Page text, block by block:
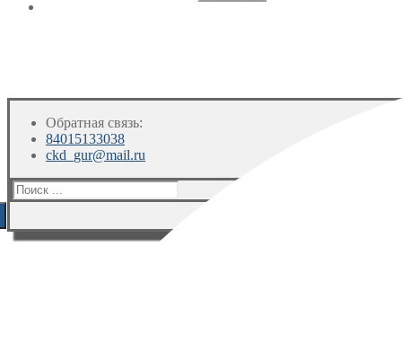
Обратная связь:
84015133038
ckd_gur@mail.ru
Искать: